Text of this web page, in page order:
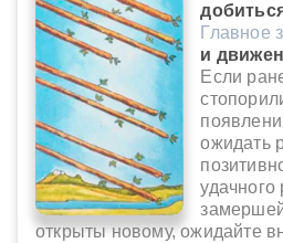
Главное
и
Если
ожидать
открыты новому, ожидайте